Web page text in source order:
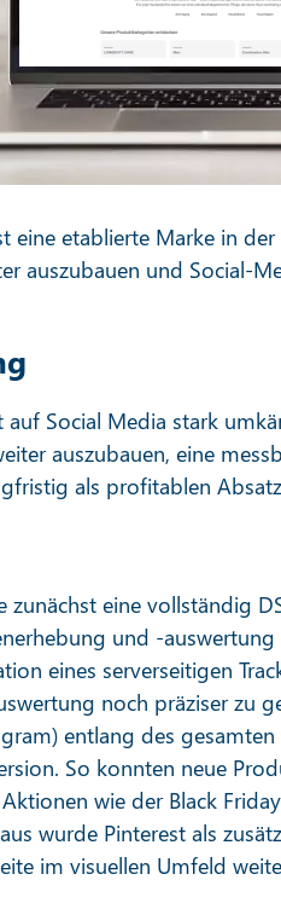
eine etablierte Marke in
auszubauen und Social-
auf Social Media stark
auszubauen, eine
als profitablen
zunächst eine vollständig
und -
eines serverseitigen
noch präziser zu
entlang des
So konnten neue
wie der Black
wurde Pinterest als
im visuellen Umfeld